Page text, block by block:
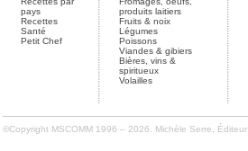
pays
Recettes
Santé
Petit Chef
produits laitiers
Fruits & noix
Légumes
Poissons
Viandes & gibiers
Bières, vins &
spiritueux
Volailles
©Copyright MSCOMM 1996 – 2026. Michèle Serre, Éditeur